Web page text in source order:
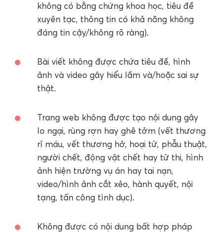
không có bằng chứng khoa học, tiêu đề
xuyên tạc, thông tin có khả năng không
đáng tin cậy/không rõ ràng).
Bài viết không được chứa tiêu đề, hình
ảnh và video gây hiểu lầm và/hoặc sai sự
thật.
Trang web không được tạo nội dung gây
lo ngại, rùng rợn hay ghê tởm (vết thương
rỉ máu, vết thương hở, hoại tử, phẫu thuật,
người chết, động vật chết hay tử thi, hình
ảnh hiện trường vụ án hay tai nạn,
video/hình ảnh cắt xẻo, hành quyết, nội
tạng, tấn công tình dục).
Không được có nội dung bất hợp pháp